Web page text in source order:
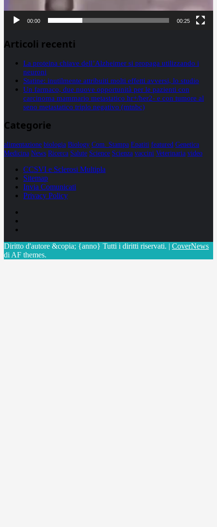
00:00 00:25
Articoli recenti
La proteina chiave dell’Alzheimer si propaga utilizzando i
neuroni
Statine: inutilmente attribuiti molti effetti avversi, lo studio
Un farmaco, due nuove opportunità per le pazienti con
carcinoma mammario metastatico hr+/her2- e con tumore al
seno metastatico triplo negativo (mtnbc)
Categorie
alimentazione biologia Biology Com. Stampa Epatiti featured Genetica
Medicina News Ricerca Salute Science Scienza vaccini Veterinaria video
CCSVI e Sclerosi Multipla
Sitemap
Invia Comunicati
Privacy Policy
Diritto d'autore &copia; {anno} Tutti i diritti riservati. | CoverNews
di AF themes.